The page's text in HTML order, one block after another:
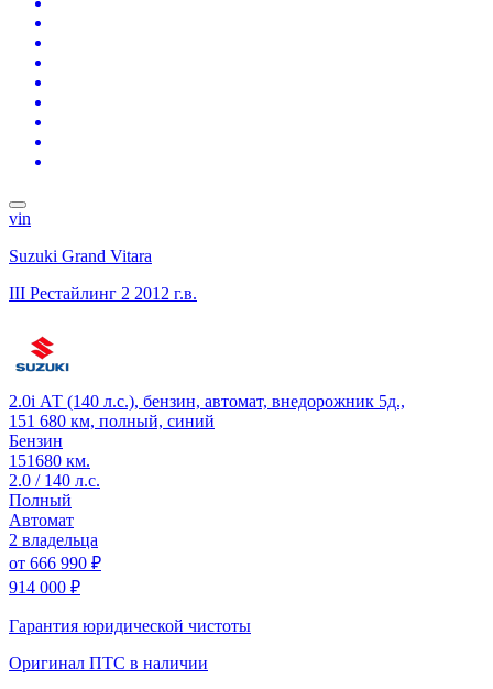
vin
Suzuki Grand Vitara
III Рестайлинг 2 2012 г.в.
2.0i АТ (140 л.с.), бензин, автомат, внедорожник 5д.,
151 680 км, полный, синий
Бензин
151680 км.
2.0 / 140 л.с.
Полный
Автомат
2 владельца
от 666 990 ₽
914 000 ₽
Гарантия юридической чистоты
Оригинал ПТС в наличии